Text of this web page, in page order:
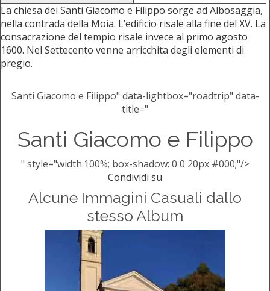
La chiesa dei Santi Giacomo e Filippo sorge ad Albosaggia,
nella contrada della Moia. L’edificio risale alla fine del XV. La
consacrazione del tempio risale invece al primo agosto
1600. Nel Settecento venne arricchita degli elementi di
pregio.
Santi Giacomo e Filippo" data-lightbox="roadtrip" data-
title="
Santi Giacomo e Filippo
" style="width:100%; box-shadow: 0 0 20px #000;"/>
Condividi su
Alcune Immagini Casuali dallo
stesso Album